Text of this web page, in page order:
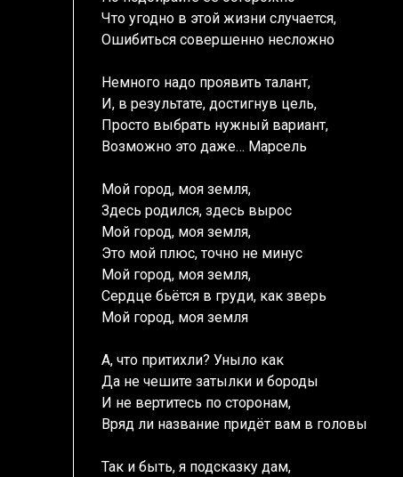
Что угодно в этой жизни случается,
Ошибиться совершенно несложно
Немного надо проявить талант,
И, в результате, достигнув цель,
Просто выбрать нужный вариант,
Возможно это даже… Марсель
Мой город, моя земля,
Здесь родился, здесь вырос
Мой город, моя земля,
Это мой плюс, точно не минус
Мой город, моя земля,
Сердце бьётся в груди, как зверь
Мой город, моя земля
А, что притихли? Уныло как
Да не чешите затылки и бороды
И не вертитесь по сторонам,
Вряд ли название придёт вам в головы
Так и быть, я подсказку дам,